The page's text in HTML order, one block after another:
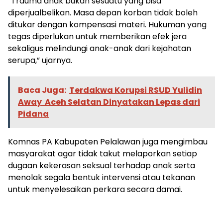
diperjualbelikan. Masa depan korban tidak boleh
ditukar dengan kompensasi materi. Hukuman yang
tegas diperlukan untuk memberikan efek jera
sekaligus melindungi anak-anak dari kejahatan
serupa,” ujarnya.
Baca Juga: Terdakwa Korupsi RSUD Yulidin
Away Aceh Selatan Dinyatakan Lepas dari
Pidana
Komnas PA Kabupaten Pelalawan juga mengimbau
masyarakat agar tidak takut melaporkan setiap
dugaan kekerasan seksual terhadap anak serta
menolak segala bentuk intervensi atau tekanan
untuk menyelesaikan perkara secara damai.